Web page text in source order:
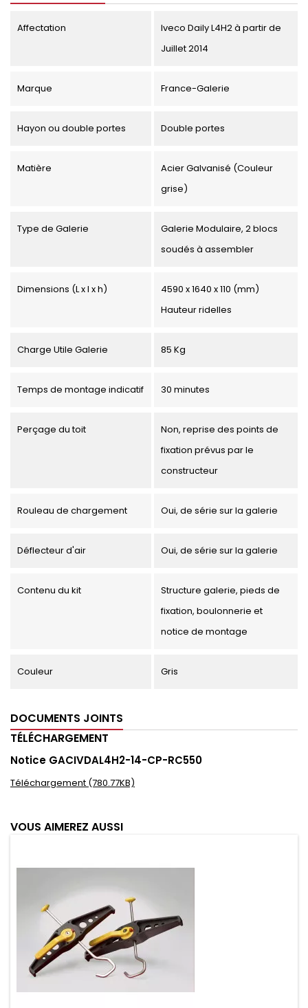
Affectation
Iveco Daily L4H2 à partir de
Juillet 2014
Marque France-Galerie
Hayon ou double portes Double portes
Matière
Acier Galvanisé (Couleur
grise)
Type de Galerie
Galerie Modulaire, 2 blocs
soudés à assembler
Dimensions (L x l x h)
4590 x 1640 x 110 (mm)
Hauteur ridelles
Charge Utile Galerie 85 Kg
Temps de montage indicatif 30 minutes
Perçage du toit
Non, reprise des points de
fixation prévus par le
constructeur
Rouleau de chargement Oui, de série sur la galerie
Déflecteur d'air Oui, de série sur la galerie
Contenu du kit
Structure galerie, pieds de
fixation, boulonnerie et
notice de montage
Couleur Gris
DOCUMENTS JOINTS
TÉLÉCHARGEMENT
Notice GACIVDAL4H2-14-CP-RC550
Téléchargement (780.77KB)
VOUS AIMEREZ AUSSI